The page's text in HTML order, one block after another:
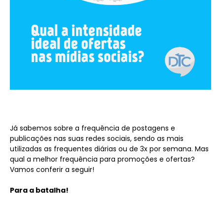
Já sabemos sobre a frequência de postagens e
publicações nas suas redes sociais, sendo as mais
utilizadas as frequentes diárias ou de 3x por semana. Mas
qual a melhor frequência para promoções e ofertas?
Vamos conferir a seguir!
Para a batalha!